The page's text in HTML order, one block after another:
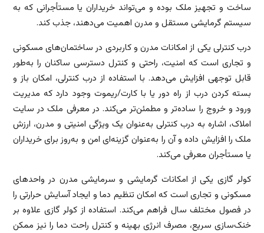
ساخت و تجهیز ملک بوده و می‌تواند خریداران یا مستأجرانی که به
سیستم گرمایشی مستقل و مدرن اهمیت می‌دهند، جذب کند.
درب کنترلی یکی از امکانات مدرن و کاربردی در ساختمان‌های مسکونی
و تجاری است که امنیت، راحتی و کنترل دسترسی ساکنان را به‌طور
قابل توجهی افزایش می‌دهد. با استفاده از درب کنترلی، امکان باز و
بسته کردن درب از راه دور یا با کارت/ریموت وجود دارد که مدیریت
ورود و خروج را ساده‌تر و مطمئن‌تر می‌کند. در معرفی ملک در سایت
املاک، اشاره به درب کنترلی به‌عنوان یک ویژگی امنیتی و مدرن، ارزش
ملک را افزایش داده و آن را به‌عنوان گزینه‌ای امن و به‌روز برای خریداران
یا مستأجران معرفی می‌کند.
کولر گازی یکی از امکانات گرمایشی و سرمایشی مدرن در واحدهای
مسکونی و تجاری است که امکان تنظیم دما و ایجاد آسایش حرارتی را
در فصول مختلف سال فراهم می‌کند. استفاده از کولر گازی علاوه بر
خنک‌سازی سریع، مصرف انرژی بهینه و کنترل راحت دما را نیز ممکن